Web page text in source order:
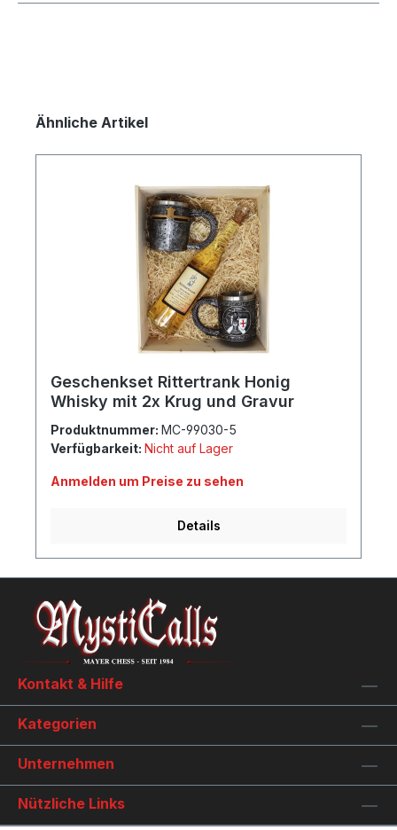
Produktgalerie überspringen
Ähnliche Artikel
Geschenkset Rittertrank Honig
Whisky mit 2x Krug und Gravur
Produktnummer: MC-99030-5
Verfügbarkeit: Nicht auf Lager
Anmelden um Preise zu sehen
Details
Kontakt & Hilfe
Kategorien
Unternehmen
Nützliche Links